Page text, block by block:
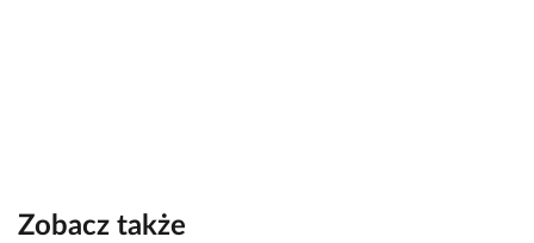
Zobacz także